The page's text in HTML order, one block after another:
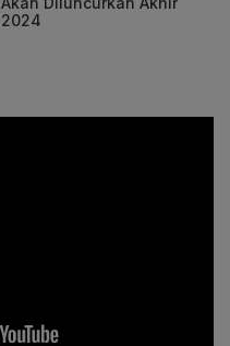
2024